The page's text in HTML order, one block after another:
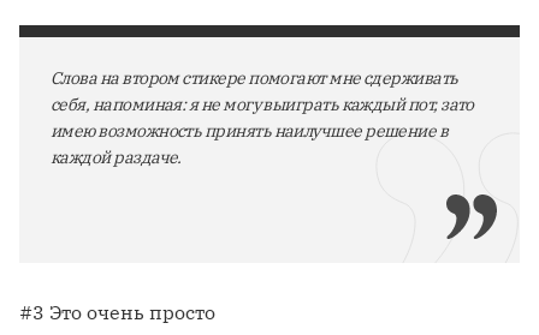
Слова на втором стикере помогают мне сдерживать
себя, напоминая: я не могу выиграть каждый пот, зато
имею возможность принять наилучшее решение в
каждой раздаче.
#3 Это очень просто